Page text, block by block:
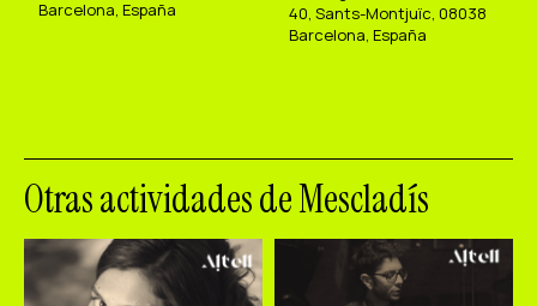
Barcelona, España
40, Sants-Montjuïc, 08038
Barcelona, España
Otras actividades de Mescladís